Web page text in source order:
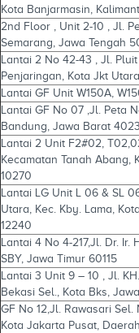
Kota Banjarmasin,
2nd Floor , Unit 2-10 , Jl.
Semarang, Jawa Tengah
Lantai 2 No 42-43 , Jl.
Penjaringan, Kota Jkt
Lantai GF Unit W150A,
Lantai GF No 07 ,Jl. Peta
Bandung, Jawa Barat
Lantai 2 Unit F2#02,
Kecamatan Tanah Abang,
10270
Lantai LG Unit L 06 & SL
Utara, Kec. Kby. Lama,
12240
Lantai 4 No 4-217,Jl. Dr.
SBY, Jawa Timur 60115
Lantai 3 Unit 9 – 10 , Jl.
Bekasi Sel., Kota Bks,
GF No 12,Jl. Rawasari Sel.
Kota Jakarta Pusat,